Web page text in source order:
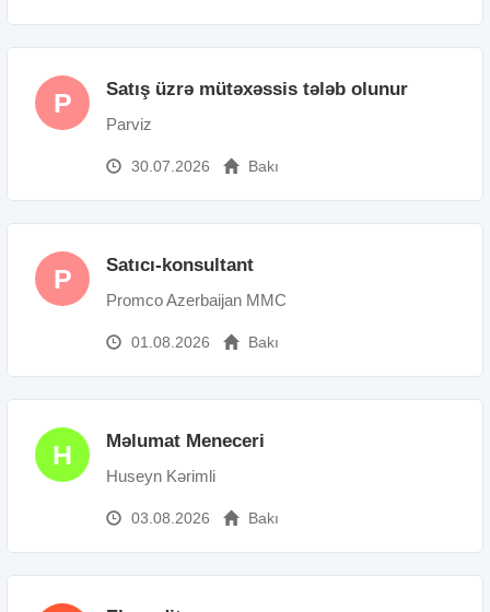
P Satış üzrə mütəxəssis tələb olunur
Parviz
30.07.2026 Bakı
P Satıcı-konsultant
Promco Azerbaijan MMC
01.08.2026 Bakı
H Məlumat Meneceri
Huseyn Kərimli
03.08.2026 Bakı